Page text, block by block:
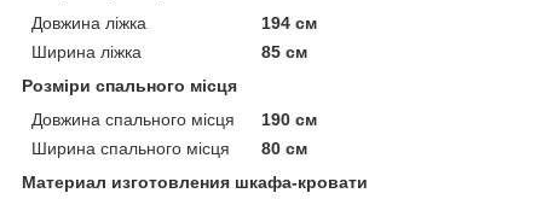
Довжина ліжка
194 см
Ширина ліжка
85 см
Розміри спального місця
Довжина спального місця
190 см
Ширина спального місця
80 см
Материал изготовления шкафа-кровати